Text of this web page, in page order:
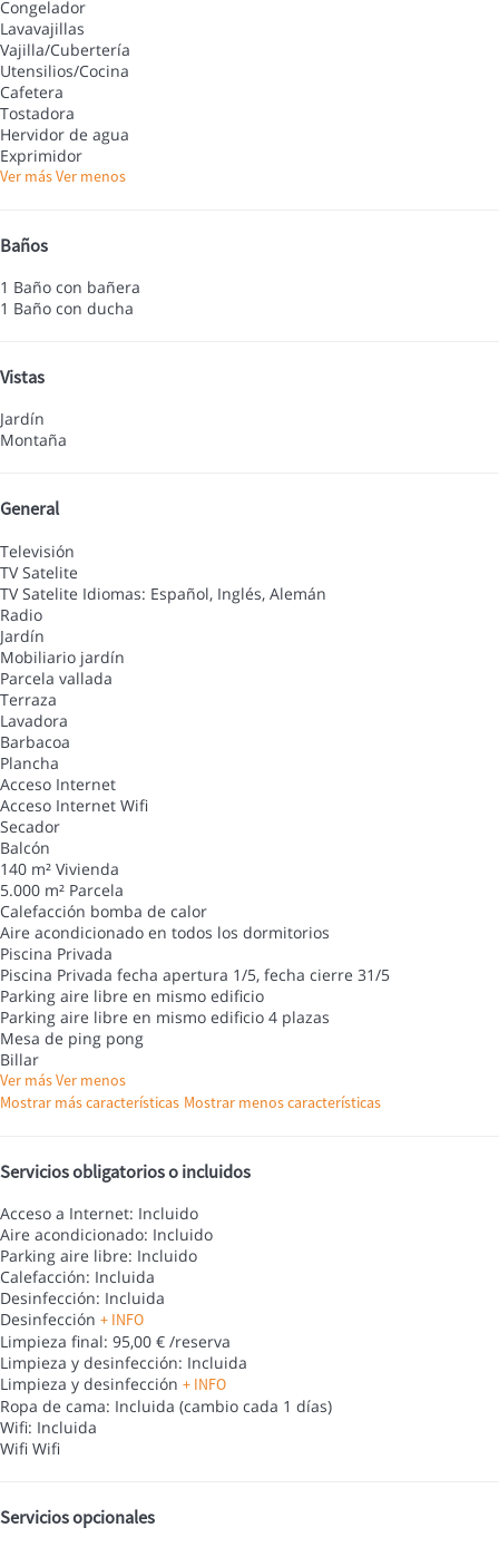
Congelador
Lavavajillas
Vajilla/Cubertería
Utensilios/Cocina
Cafetera
Tostadora
Hervidor de agua
Exprimidor
Ver másVer menos
Baños
1 Baño con bañera
1 Baño con ducha
Vistas
Jardín
Montaña
General
Televisión
TV Satelite
TV Satelite Idiomas: Español, Inglés, Alemán
Radio
Jardín
Mobiliario jardín
Parcela vallada
Terraza
Lavadora
Barbacoa
Plancha
Acceso Internet
Acceso Internet Wifi
Secador
Balcón
140 m² Vivienda
5.000 m² Parcela
Calefacción bomba de calor
Aire acondicionado en todos los dormitorios
Piscina Privada
Piscina Privada fecha apertura 1/5, fecha cierre 31/5
Parking aire libre en mismo edificio
Parking aire libre en mismo edificio 4 plazas
Mesa de ping pong
Billar
Ver másVer menos
Mostrar más características Mostrar menos características
Servicios obligatorios o incluidos
Acceso a Internet: Incluido
Aire acondicionado: Incluido
Parking aire libre: Incluido
Calefacción: Incluida
Desinfección: Incluida
Desinfección + INFO
Limpieza final: 95,00 € /reserva
Limpieza y desinfección: Incluida
Limpieza y desinfección + INFO
Ropa de cama: Incluida (cambio cada 1 días)
Wifi: Incluida
Wifi Wifi
Servicios opcionales